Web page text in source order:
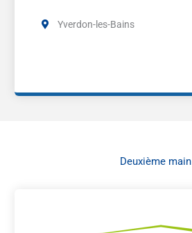
Yverdon-les-Bains
Deuxième main